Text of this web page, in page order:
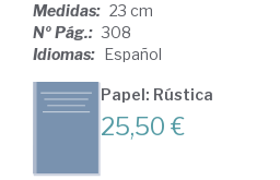
Medidas: 23 cm
Nº Pág.: 308
Idiomas: Español
Papel: Rústica
25,50 €